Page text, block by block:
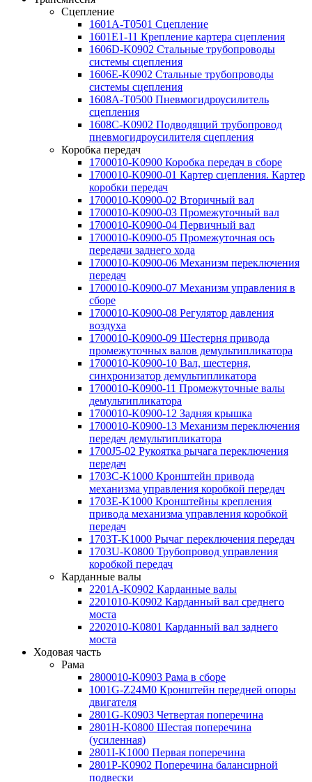
Сцепление
1601A-T0501 Сцепление
1601E1-11 Крепление картера сцепления
1606D-K0902 Стальные трубопроводы
системы сцепления
1606E-K0902 Стальные трубопроводы
системы сцепления
1608A-T0500 Пневмогидроусилитель
сцепления
1608C-K0902 Подводящий трубопровод
пневмогидроусилителя сцепления
Коробка передач
1700010-K0900 Коробка передач в сборе
1700010-K0900-01 Картер сцепления. Картер
коробки передач
1700010-K0900-02 Вторичный вал
1700010-K0900-03 Промежуточный вал
1700010-K0900-04 Первичный вал
1700010-K0900-05 Промежуточная ось
передачи заднего хода
1700010-K0900-06 Механизм переключения
передач
1700010-K0900-07 Механизм управления в
сборе
1700010-K0900-08 Регулятор давления
воздуха
1700010-K0900-09 Шестерня привода
промежуточных валов демультипликатора
1700010-K0900-10 Вал, шестерня,
синхронизатор демультипликатора
1700010-K0900-11 Промежуточные валы
демультипликатора
1700010-K0900-12 Задняя крышка
1700010-K0900-13 Механизм переключения
передач демультипликатора
1700J5-02 Рукоятка рычага переключения
передач
1703C-K1000 Кронштейн привода
механизма управления коробкой передач
1703E-K1000 Кронштейны крепления
привода механизма управления коробкой
передач
1703T-K1000 Рычаг переключения передач
1703U-K0800 Трубопровод управления
коробкой передач
Карданные валы
2201A-K0902 Карданные валы
2201010-K0902 Карданный вал среднего
моста
2202010-K0801 Карданный вал заднего
моста
Ходовая часть
Рама
2800010-K0903 Рама в сборе
1001G-Z24M0 Кронштейн передней опоры
двигателя
2801G-K0903 Четвертая поперечина
2801H-K0800 Шестая поперечина
(усиленная)
2801I-K1000 Первая поперечина
2801P-K0902 Поперечина балансирной
подвески